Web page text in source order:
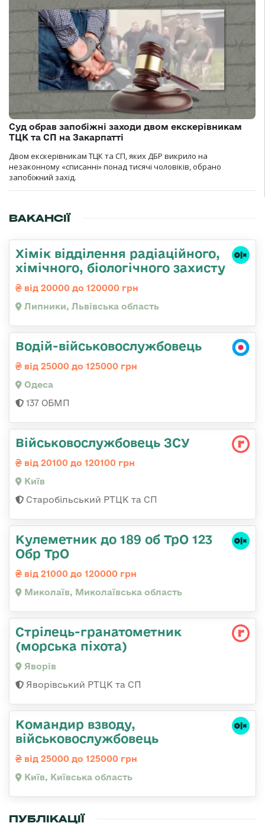
Суд обрав запобіжні заходи двом екскерівникам
ТЦК та СП на Закарпатті
Двом екскерівникам ТЦК та СП, яких ДБР викрило на
незаконному «списанні» понад тисячі чоловіків, обрано
запобіжний захід.
ВАКАНСІЇ
Хімік відділення радіаційного,
хімічного, біологічного захисту
від 20000 до 120000 грн
Липники, Львівська область
Водій-військовослужбовець
від 25000 до 125000 грн
Одеса
137 ОБМП
Військовослужбовець ЗСУ
від 20100 до 120100 грн
Київ
Старобільський РТЦК та СП
Кулеметник до 189 об ТрО 123
Обр ТрО
від 21000 до 120000 грн
Миколаїв, Миколаївська область
Стрілець-гранатометник
(морська піхота)
Яворів
Яворівський РТЦК та СП
Командир взводу,
військовослужбовець
від 25000 до 125000 грн
Київ, Київська область
ПУБЛІКАЦІЇ